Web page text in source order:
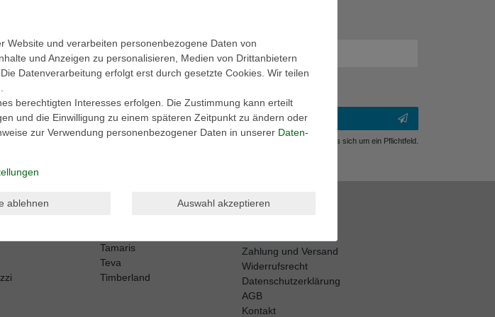
** Hierbei handelt es sich um ein Pflichtfeld.
Tamaris
Teva
Timberland
Shop Info
Zahlung und Versand
Widerrufsrecht
Datenschutzerklärung
AGB
Kontakt
Website und verarbeiten personenbezogene Daten von
und Anzeigen zu personalisieren, Medien von Drittanbietern
Datenverarbeitung erfolgt erst durch gesetzte Cookies. Wir teilen
berechtigten Interesses erfolgen. Die Zustimmung kann erteilt
und die Einwilligung zu einem späteren Zeitpunkt zu ändern oder
zur Verwendung personenbezogener Daten in unserer Daten­
ablehnen Auswahl akzeptieren